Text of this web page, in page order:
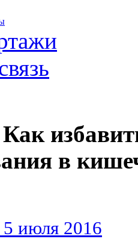
в
июля 2016